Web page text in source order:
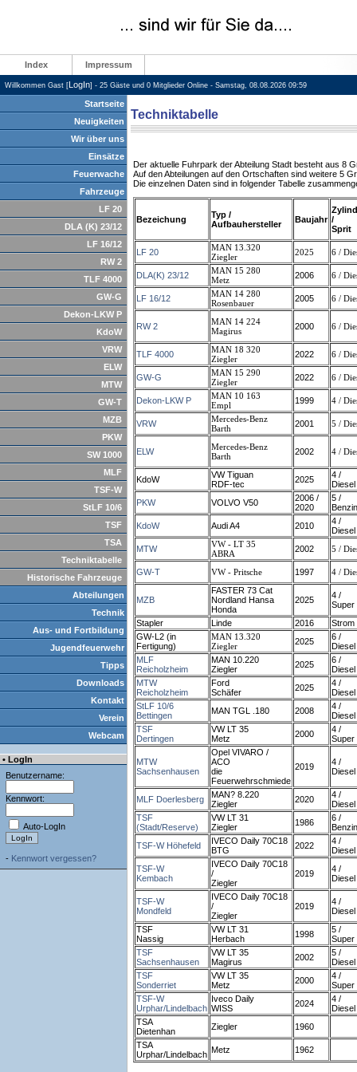
Index Impressum
Willkommen Gast [LogIn] - 25 Gäste und 0 Mitglieder Online - Samstag, 08.08.2026 09:59
Startseite
Neuigkeiten
Wir über uns
Einsätze
Feuerwache
Fahrzeuge
LF 20
DLA (K) 23/12
LF 16/12
RW 2
TLF 4000
GW-G
Dekon-LKW P
KdoW
VRW
ELW
MTW
GW-T
MZB
PKW
SW 1000
MLF
TSF-W
StLF 10/6
TSF
TSA
Techniktabelle
Historische Fahrzeuge
Abteilungen
Technik
Aus- und Fortbildung
Jugendfeuerwehr
Tipps
Downloads
Kontakt
Verein
Webcam
• LogIn
Benutzername:
Kennwort:
Auto-LogIn
- Kennwort vergessen?
Techniktabelle
Der aktuelle Fuhrpark der Abteilung Stadt besteht aus 8
Auf den Abteilungen auf den Ortschaften sind weitere 5
Die einzelnen Daten sind in folgender Tabelle
Bezeichung
Typ /
Aufbauhersteller
Baujahr /
Sprit
LF 20
MAN 13.320
Ziegler
2025 6 /
DLA(K) 23/12
MAN 15 280
Metz
2006 6 /
LF 16/12
MAN 14 280
Rosenbauer
2005 6 /
RW 2
MAN 14 224
Magirus
2000 6 /
TLF 4000
MAN 18 320
Ziegler
2022 6 /
GW-G
MAN 15 290
Ziegler
2022 6 /
Dekon-LKW P
MAN 10 163
Empl
1999 4 /
VRW
Mercedes-Benz
Barth
2001 5 /
ELW
Mercedes-Benz
Barth
2002 4 /
KdoW
VW Tiguan
RDF-tec
2025
4 /
Diesel
PKW
VOLVO V50
2006 /
2020
5 /
Benzin
KdoW
Audi A4 2010
4 /
Diesel
MTW
VW - LT 35
ABRA
2002 5 /
GW-T VW - Pritsche 1997 4 /
MZB
FASTER 73 Cat
Nordland Hansa
Honda
2025
4 /
Super
Stapler
Linde 2016
Strom
GW-L2 (in
Fertigung)
MAN 13.320
Ziegler
2025
6 /
Diesel
MLF
Reicholzheim
MAN 10.220
Ziegler
2025
6 /
Diesel
MTW
Reicholzheim
Ford
Schäfer
2025
4 /
Diesel
StLF 10/6
Bettingen
MAN TGL .180 2008
4 /
Diesel
TSF
Dertingen
VW LT 35
Metz
2000
4 /
Super
MTW
Sachsenhausen
Opel VIVARO /
ACO
die
Feuerwehrschmiede
2019
4 /
Diesel
MLF Doerlesberg
MAN? 8.220
Ziegler
2020
4 /
Diesel
TSF
(Stadt/Reserve)
VW LT 31
Ziegler
1986
6 /
Benzin
TSF-W Höhefeld
IVECO Daily 70C18
BTG
2022
4 /
Diesel
TSF-W
Kembach
IVECO Daily 70C18
/
Ziegler
2019
4 /
Diesel
TSF-W
Mondfeld
IVECO Daily 70C18
/
Ziegler
2019
4 /
Diesel
TSF
Nassig
VW LT 31
Herbach
1998
5 /
Super
TSF
Sachsenhausen
VW LT 35
Magirus
2002
5 /
Diesel
TSF
Sonderriet
VW LT 35
Metz
2000
4 /
Super
TSF-W
Urphar/Lindelbach
Iveco Daily
WISS
2024
4 /
Diesel
TSA
Dietenhan
Ziegler
1960
TSA
Urphar/Lindelbach Metz 1962